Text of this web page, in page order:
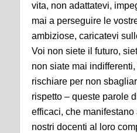
vita, non adattatevi,
mai a perseguire le
ambiziose, caricatevi
Voi non siete il futuro,
non siate mai
rischiare per non
rispetto – queste parole
efficaci, che
nostri docenti al loro